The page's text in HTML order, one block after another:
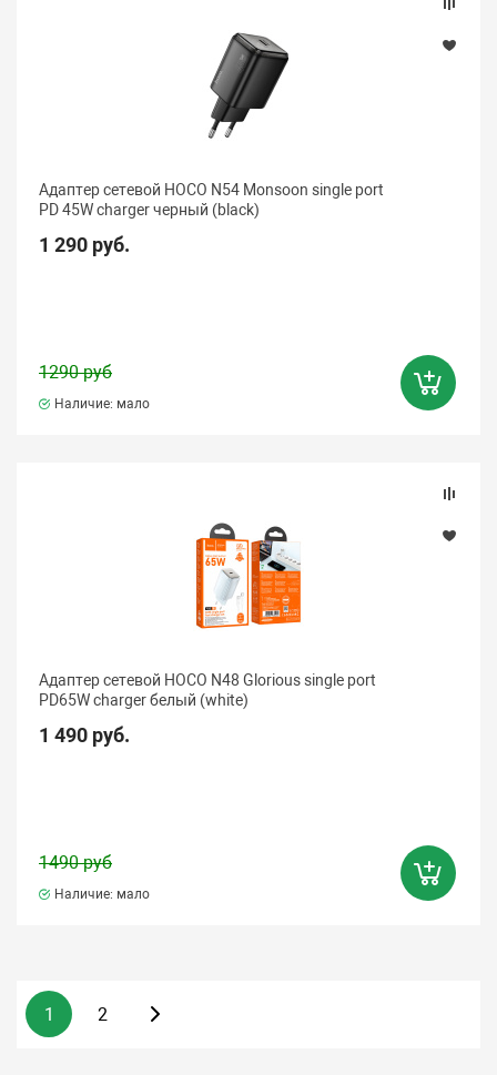
Адаптер сетевой HOCO N54 Monsoon single port
PD 45W charger черный (black)
1 290 руб.
1290 руб
Наличие: мало
Адаптер сетевой HOCO N48 Glorious single port
PD65W charger белый (white)
1 490 руб.
1490 руб
Наличие: мало
1 2